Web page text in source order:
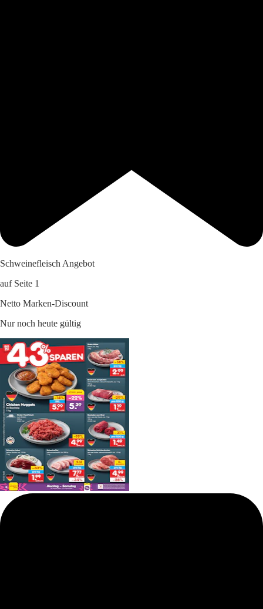
Schweinefleisch Angebot
auf Seite 1
Netto Marken-Discount
Nur noch heute gültig